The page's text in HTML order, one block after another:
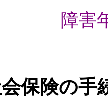
障害
保険の手